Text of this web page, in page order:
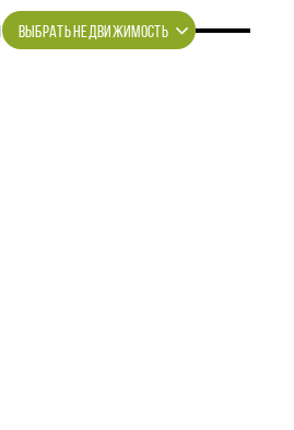
ВЫБРАТЬ НЕДВИЖИМОСТЬ